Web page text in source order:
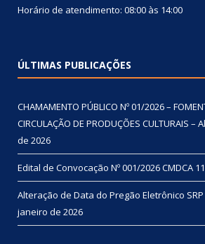
Horário de atendimento: 08:00 às 14:00
ÚLTIMAS PUBLICAÇÕES
CHAMAMENTO PÚBLICO Nº 01/2026 –
CIRCULAÇÃO DE PRODUÇÕES CULTURAIS –
de 2026
Edital de Convocação Nº 001/2026 CMDCA
Alteração de Data do Pregão Eletrônico SRP
janeiro de 2026